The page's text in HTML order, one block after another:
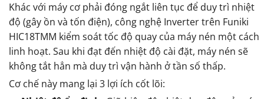
Khác với máy cơ phải đóng ngắt liên tục để duy trì nhiệt
độ (gây ồn và tốn điện), công nghệ Inverter trên Funiki
HIC18TMM kiểm soát tốc độ quay của máy nén một cách
linh hoạt. Sau khi đạt đến nhiệt độ cài đặt, máy nén sẽ
không tắt hẳn mà duy trì vận hành ở tần số thấp.
Cơ chế này mang lại 3 lợi ích cốt lõi: